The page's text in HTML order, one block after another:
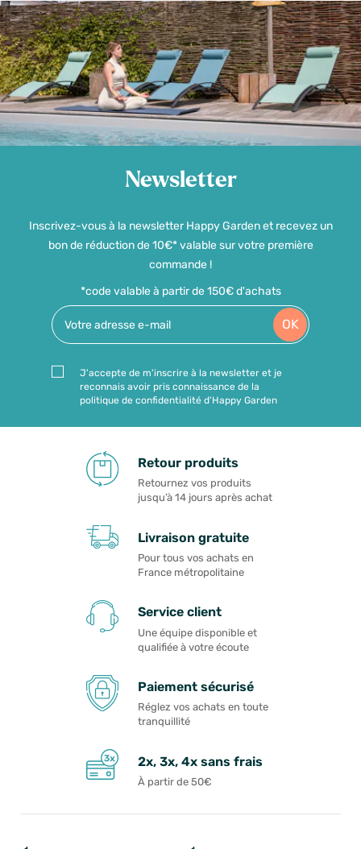
Newsletter
Inscrivez-vous à la newsletter Happy Garden et recevez un
bon de réduction de 10€* valable sur votre première
commande !
*code valable à partir de 150€ d'achats
OK
J'accepte de m'inscrire à la newsletter et je
reconnais avoir pris connaissance de la
politique de confidentialité d'Happy Garden
Retour produits
Retournez vos produits
jusqu’à 14 jours après achat
Livraison gratuite
Pour tous vos achats en
France métropolitaine
Service client
Une équipe disponible et
qualifiée à votre écoute
Paiement sécurisé
Réglez vos achats en toute
tranquillité
2x, 3x, 4x sans frais
À partir de 50€